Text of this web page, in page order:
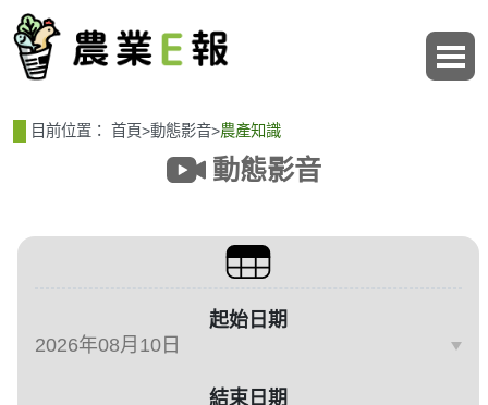
目前位置： 首頁>動態影音>農產知識
動態影音
篩選、排序與主題分類
起始日期
結束日期